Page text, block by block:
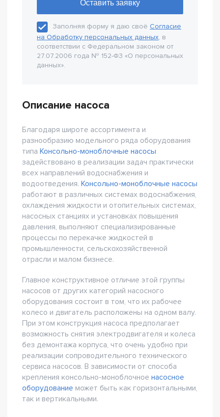
Заполняя форму я даю своё Согласие
на Обработку персональных данных, в
соответствии с Федеральном законом от
27.07.2006 года № 152-Ф3 «О персональных
данных».
Описание насоса
Благодаря широте ассортимента и
разнообразию модельного ряда оборудования
типа Консольно-моноблочные насосы
задействовано в реализации задач практически
всех направлений водоснабжения и
водоотведения. Консольно-моноблочные насосы
работают в различных системах водоснабжения,
охлаждения жидкости и отопительных системах,
насосных станциях и установках повышения
давления, выполняют специализированные
процессы по перекачке жидкостей в
промышленности, сельскохозяйственной
отрасли и малом бизнесе.
Главное конструктивное отличие этой группы
насосов от других категорий насосного
оборудования состоит в том, что их рабочее
колесо и двигатель расположены на одном валу.
При этом конструкция насоса предполагает
возможность снятия электродвигателя и колеса
без демонтажа корпуса, что очень удобно при
реализации сопроводительного технического
сервиса насосов. В зависимости от способа
крепления консольно-моноблочное насосное
оборудование может быть как горизонтальными,
так и вертикальными.